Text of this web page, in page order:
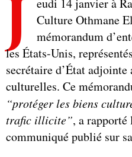
Culture Othmane
mémorandum
les États-Unis,
secrétaire d’État
culturelles. Ce
“protéger les biens
trafic illicite”, a
communiqué publié sur